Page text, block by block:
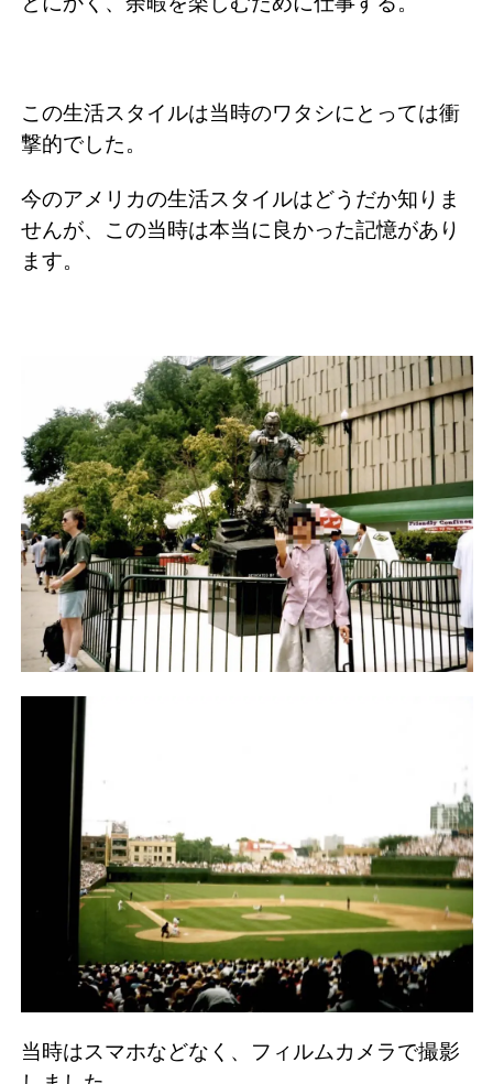
この生活スタイルは当時のワタシにとっては衝
撃的でした。
今のアメリカの生活スタイルはどうだか知りま
せんが、この当時は本当に良かった記憶があり
ます。
当時はスマホなどなく、フィルムカメラで撮影